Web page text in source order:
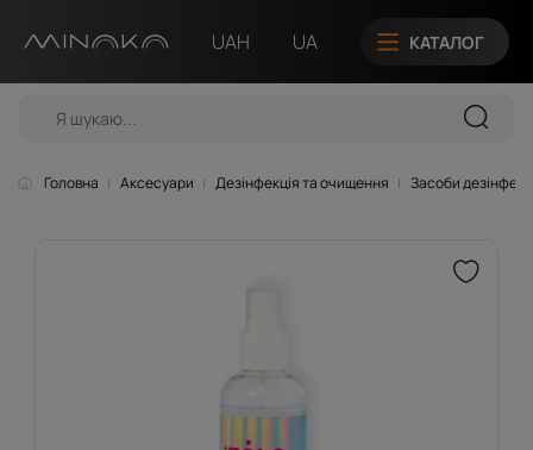
UAH UA КАТАЛОГ
Головна Аксесуари Дезінфекція та очищення Засоби